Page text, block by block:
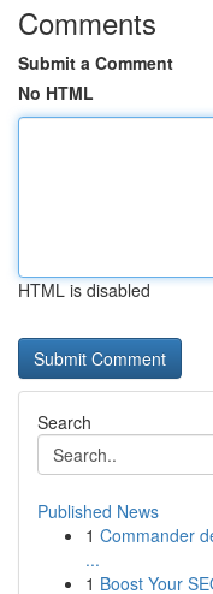
Comments
Submit a Comment
No HTML
HTML is disabled
Search
Published News
1 Commander
...
1 Boost Your